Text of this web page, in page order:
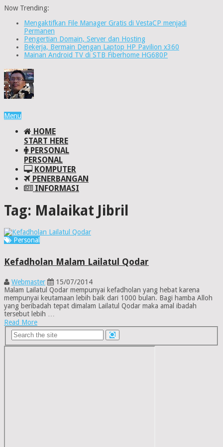
Now Trending:
Mengaktifkan File Manager Gratis di VestaCP menjadi
Permanen
Pengertian Domain, Server dan Hosting
Bekerja, Bermain Dengan Laptop HP Pavilion x360
Mainan Android TV di STB Fiberhome HG680P
Menu
HOME
START HERE
PERSONAL
PERSONAL
KOMPUTER
PENERBANGAN
INFORMASI
Tag: Malaikat Jibril
Personal
Kefadholan Malam Lailatul Qodar
Webmaster
15/07/2014
Malam Lailatul Qodar mempunyai kefadholan yang hebat karena
mempunyai keutamaan lebih baik dari 1000 bulan. Bagi hamba Alloh
yang beribadah tepat dimalam Lailatul Qodar maka amal ibadah
tersebut lebih …
Read More